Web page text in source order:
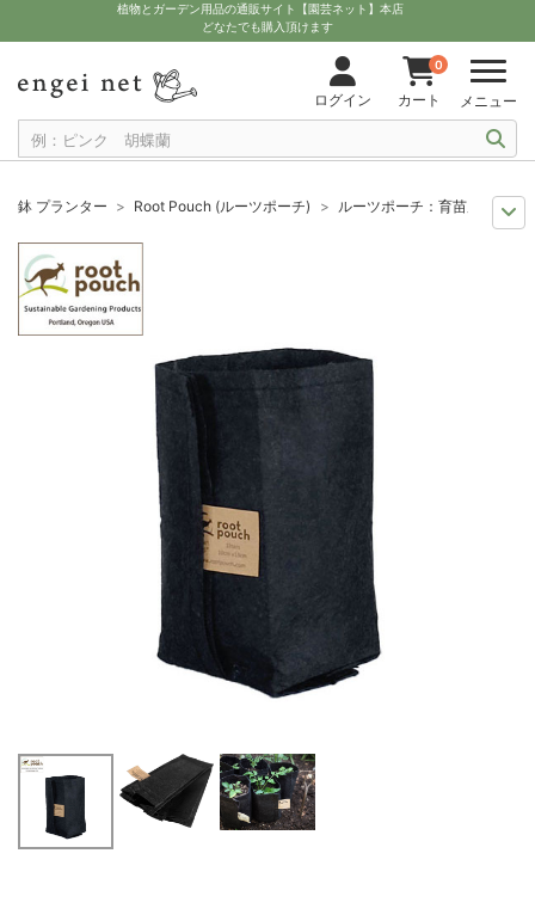
植物とガーデン用品の通販サイト【園芸ネット】本店
どなたでも購入頂けます
ログイン
0
カート メニュー
鉢 プランター Root Pouch (ルーツポーチ)
ルーツポーチ：育苗用ポット
11月中下旬予約
12月上中旬予約
10月中下旬予約